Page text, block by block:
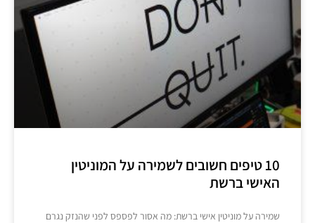
10 טיפים חשובים לשמירה על המוניטין
האישי ברשת
שמירה על מוניטין אישי ברשת: מה אסור לפספס לפני שהנזק נגרם